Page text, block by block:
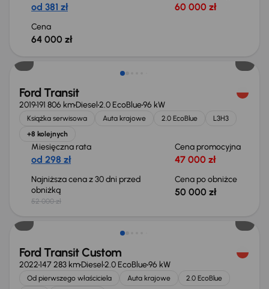
od 381 zł 60 000 zł
Cena
64 000 zł
Taniej o 2 000 zł
Ford Transit
2019191 806 kmDiesel2.0 EcoBlue96 kW
Książka serwisowa Auta krajowe 2.0 EcoBlue
L3H3
+8 kolejnych
Miesięczna rata
od 298 zł
Cena promocyjna
47 000 zł
Najniższa cena z 30 dni przed
obniżką
52 000 zł
Cena po obniżce
50 000 zł
Świeżo skupione
Ford Transit Custom
2022147 283 kmDiesel2.0 EcoBlue96 kW
Od pierwszego właściciela Auta krajowe
2.0 EcoBlue